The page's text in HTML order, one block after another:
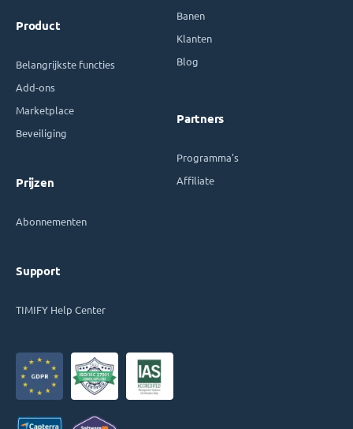
Product
Belangrijkste functies
Add-ons
Marketplace
Beveiliging
Prijzen
Abonnementen
Support
TIMIFY Help Center
Banen
Klanten
Blog
Partners
Programma's
Affiliate